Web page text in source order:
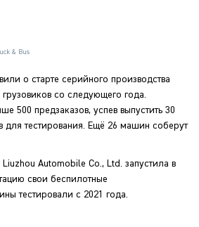
& Bus
о старте серийного производства
со следующего года.
500 предзаказов, успев выпустить 30
для тестирования. Ещё 26 машин соберут
Automobile Co., Ltd. запустила в
свои беспилотные
тестировали с 2021 года.